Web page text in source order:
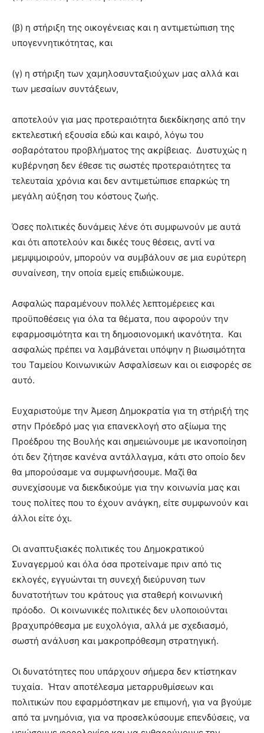
(β) η στήριξη της οικογένειας και η αντιμετώπιση της
υπογεννητικότητας, και
(γ) η στήριξη των χαμηλοσυνταξιούχων μας αλλά και
των μεσαίων συντάξεων,
αποτελούν για μας προτεραιότητα διεκδίκησης από την
εκτελεστική εξουσία εδώ και καιρό, λόγω του
σοβαρότατου προβλήματος της ακρίβειας. Δυστυχώς η
κυβέρνηση δεν έθεσε τις σωστές προτεραιότητες τα
τελευταία χρόνια και δεν αντιμετώπισε επαρκώς τη
μεγάλη αύξηση του κόστους ζωής.
Όσες πολιτικές δυνάμεις λένε ότι συμφωνούν με αυτά
και ότι αποτελούν και δικές τους θέσεις, αντί να
μεμψιμοιρούν, μπορούν να συμβάλουν σε μια ευρύτερη
συναίνεση, την οποία εμείς επιδιώκουμε.
Ασφαλώς παραμένουν πολλές λεπτομέρειες και
προϋποθέσεις για όλα τα θέματα, που αφορούν την
εφαρμοσιμότητα και τη δημοσιονομική ικανότητα. Και
ασφαλώς πρέπει να λαμβάνεται υπόψην η βιωσιμότητα
του Ταμείου Κοινωνικών Ασφαλίσεων και οι εισφορές σε
αυτό.
Ευχαριστούμε την Άμεση Δημοκρατία για τη στήριξή της
στην Πρόεδρό μας για επανεκλογή στο αξίωμα της
Προέδρου της Βουλής και σημειώνουμε με ικανοποίηση
ότι δεν ζήτησε κανένα αντάλλαγμα, κάτι στο οποίο δεν
θα μπορούσαμε να συμφωνήσουμε. Μαζί θα
συνεχίσουμε να διεκδικούμε για την κοινωνία μας και
τους πολίτες που το έχουν ανάγκη, είτε συμφωνούν και
άλλοι είτε όχι.
Οι αναπτυξιακές πολιτικές του Δημοκρατικού
Συναγερμού και όλα όσα προτείναμε πριν από τις
εκλογές, εγγυώνται τη συνεχή διεύρυνση των
δυνατοτήτων του κράτους για σταθερή κοινωνική
πρόοδο. Οι κοινωνικές πολιτικές δεν υλοποιούνται
βραχυπρόθεσμα με ευχολόγια, αλλά με σχεδιασμό,
σωστή ανάλυση και μακροπρόθεσμη στρατηγική.
Οι δυνατότητες που υπάρχουν σήμερα δεν κτίστηκαν
τυχαία. Ήταν αποτέλεσμα μεταρρυθμίσεων και
πολιτικών που εφαρμόστηκαν με επιμονή, για να βγούμε
από τα μνημόνια, για να προσελκύσουμε επενδύσεις, να